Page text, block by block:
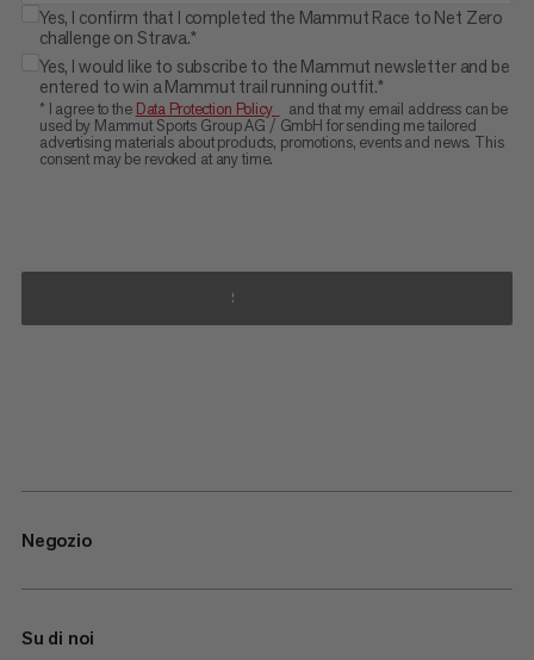
Yes, I confirm that I completed the Mammut Race to Net Zero
challenge on Strava.*
Yes, I would like to subscribe to the Mammut newsletter and be
entered to win a Mammut trail running outfit.*
* I agree to the Data Protection Policy
and that my email address can be
used by Mammut Sports Group AG / GmbH for sending me tailored
advertising materials about products, promotions, events and news. This
consent may be revoked at any time.
SUBMIT
Negozio
Su di noi